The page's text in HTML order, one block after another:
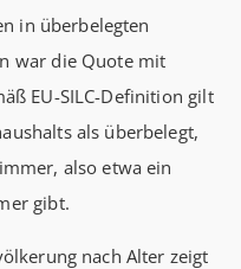
in überbelegten
war die Quote mit
EU-SILC-Definition gilt
als überbelegt,
also etwa ein
gibt.
nach Alter zeigt